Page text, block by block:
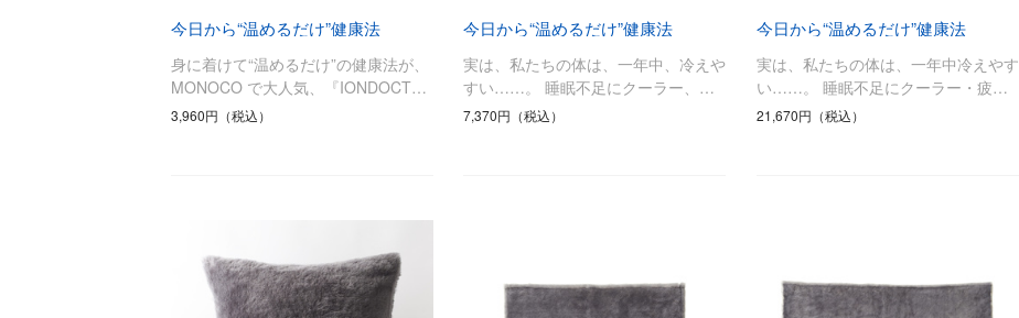
今日から“温めるだけ”健康法
身に着けて“温めるだけ”の健康法が、
MONOCO で大人気、『IONDOCT…
3,960円（税込）
今日から“温めるだけ”健康法
実は、私たちの体は、一年中、冷えや
すい……。 睡眠不足にクーラー、…
7,370円（税込）
今日から“温めるだけ”健康法
実は、私たちの体は、一年中冷えやす
い……。 睡眠不足にクーラー・疲…
21,670円（税込）